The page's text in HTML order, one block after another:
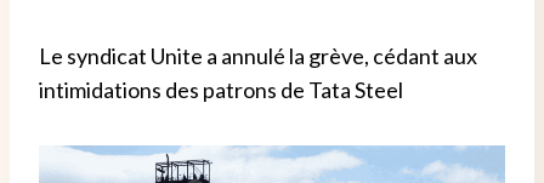
Le syndicat Unite a annulé la grève, cédant aux
intimidations des patrons de Tata Steel